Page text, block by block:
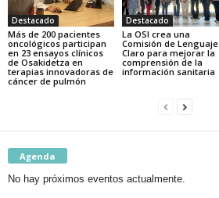
Destacado
Más de 200 pacientes
oncológicos participan
en 23 ensayos clínicos
de Osakidetza en
terapias innovadoras de
cáncer de pulmón
Destacado
La OSI crea una
Comisión de Lenguaje
Claro para mejorar la
comprensión de la
información sanitaria
Agenda
No hay próximos eventos actualmente.